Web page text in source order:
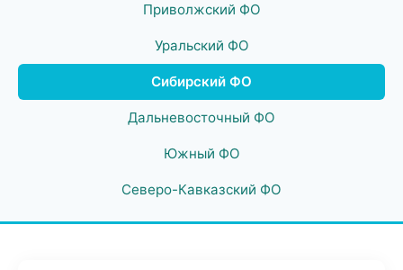
Приволжский ФО
Уральский ФО
Сибирский ФО
Дальневосточный ФО
Южный ФО
Северо-Кавказский ФО